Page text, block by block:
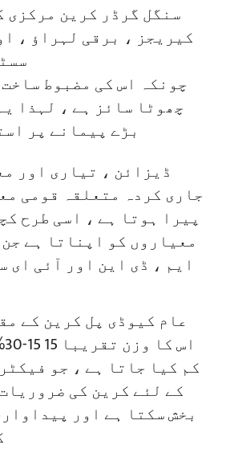
سنگل گرڈر کرین مرکزی
کیریجز ، برقی لہراؤ ،
چونکہ اس کی مضبوط
چھوٹا سائز ہے ، لہذا
بڑے پیمانے پر
ڈیزائن ، تیاری اور
جاری کردہ متعلقہ قومی
پیرا ہوتا ہے ، اسی طرح
معیاروں کو اپناتا ہے
ایم ، ڈی این اور آئی ای
عام کیوڈی پل کرین کے
کم کیا جاتا ہے ، جو
کے لئے کرین کی
بخش سکتا ہے اور